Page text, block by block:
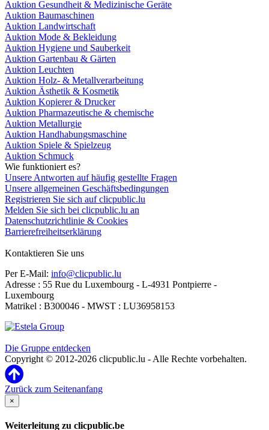
Auktion Gesundheit & Medizinische Geräte
Auktion Baumaschinen
Auktion Landwirtschaft
Auktion Mode & Bekleidung
Auktion Hygiene und Sauberkeit
Auktion Gartenbau & Gärten
Auktion Leuchten
Auktion Holz- & Metallverarbeitung
Auktion Ästhetik & Kosmetik
Auktion Kopierer & Drucker
Auktion Pharmazeutische & chemische
Auktion Metallurgie
Auktion Handhabungsmaschine
Auktion Spiele & Spielzeug
Auktion Schmuck
Wie funktioniert es?
Unsere Antworten auf häufig gestellte Fragen
Unsere allgemeinen Geschäftsbedingungen
Registrieren Sie sich auf clicpublic.lu
Melden Sie sich bei clicpublic.lu an
Datenschutzrichtlinie & Cookies
Barrierefreiheitserklärung
Kontaktieren Sie uns
Per E-Mail: info@clicpublic.lu
Adresse : 55 Rue du Luxembourg - L-4931 Pontpierre -
Luxembourg
Matrikel : B300046 - MWST : LU36958153
Die Gruppe entdecken
Copyright © 2012-2026 clicpublic.lu - Alle Rechte vorbehalten.
Zurück zum Seitenanfang
×
Weiterleitung zu clicpublic.be